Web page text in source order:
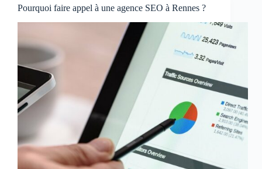
Pourquoi faire appel à une agence SEO à Rennes ?